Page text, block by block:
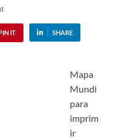
IT SHARE
Mapa
Mundi
para
imprim
ir